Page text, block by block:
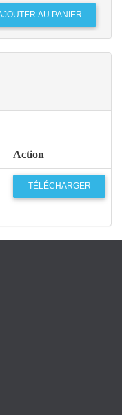
Action
TÉLÉCHARGER